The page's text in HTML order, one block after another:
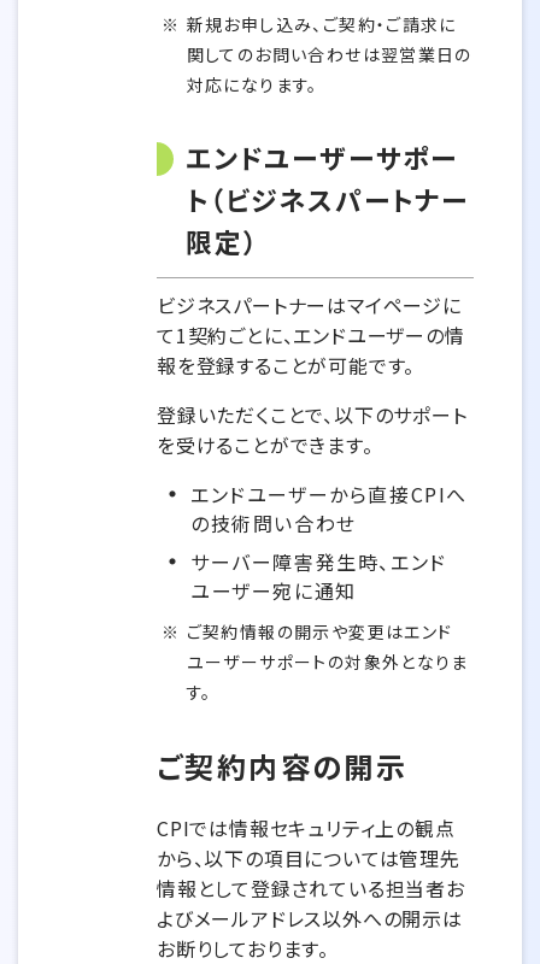
新規お申し込み、ご契約・ご請求に
関してのお問い合わせは翌営業日の
対応になります。
エンドユーザーサポー
ト（ビジネスパートナー
限定）
ビジネスパートナーはマイページに
て1契約ごとに、エンドユーザーの情
報を登録することが可能です。
登録いただくことで、以下のサポート
を受けることができます。
エンドユーザーから直接CPIへ
の技術問い合わせ
サーバー障害発生時、エンド
ユーザー宛に通知
ご契約情報の開示や変更はエンド
ユーザーサポートの対象外となりま
す。
ご契約内容の開示
CPIでは情報セキュリティ上の観点
から、以下の項目については管理先
情報として登録されている担当者お
よびメールアドレス以外への開示は
お断りしております。